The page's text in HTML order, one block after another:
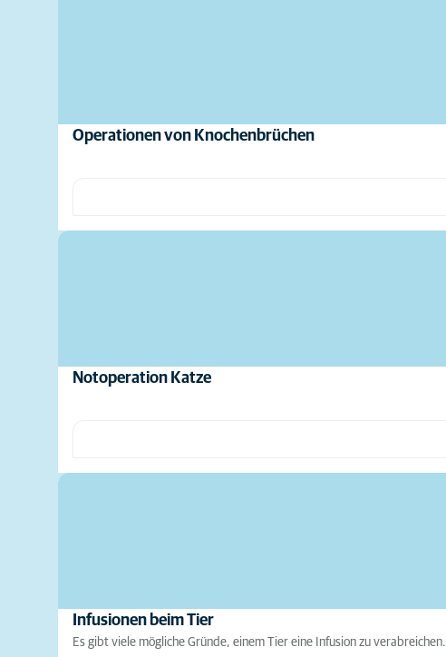
Operationen von Knochenbrüchen
Notoperation Katze
Infusionen beim Tier
Es gibt viele mögliche Gründe, einem Tier eine Infusion zu